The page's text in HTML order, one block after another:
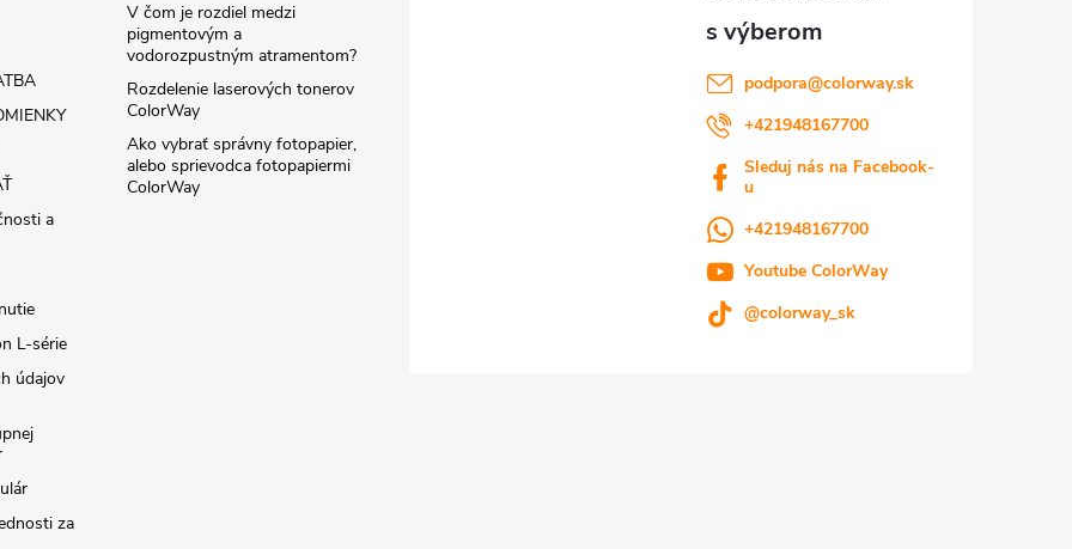
a
L-série
údajov
za
V čom je rozdiel medzi
pigmentovým a
vodorozpustným atramentom?
Rozdelenie laserových tonerov
ColorWay
Ako vybrať správny fotopapier,
alebo sprievodca fotopapiermi
ColorWay
podpora@colorway.sk
+421948167700
Sleduj nás na Facebook-
u
+421948167700
Youtube ColorWay
@colorway_sk